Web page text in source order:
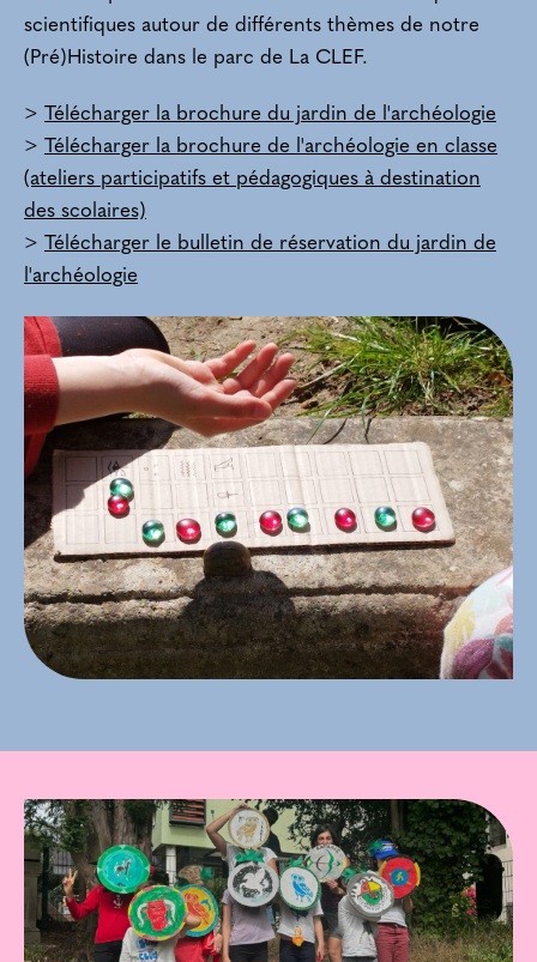
scientifiques autour de différents thèmes de notre
(Pré)Histoire dans le parc de La CLEF.
> Télécharger la brochure du jardin de l'archéologie
> Télécharger la brochure de l'archéologie en classe
(ateliers participatifs et pédagogiques à destination
des scolaires)
> Télécharger le bulletin de réservation du jardin de
l'archéologie